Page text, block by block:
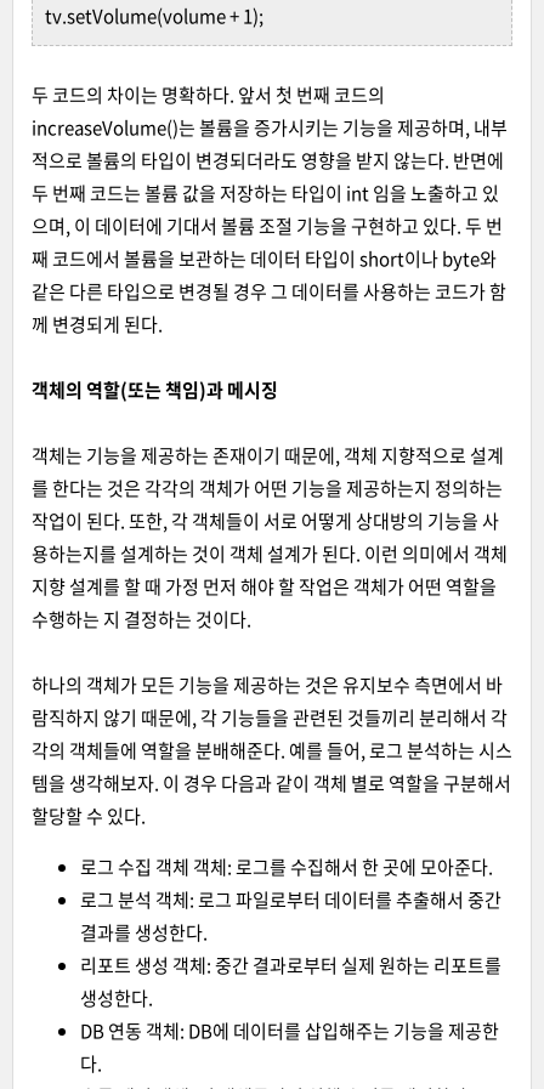
tv.setVolume(volume + 1);
두 코드의 차이는 명확하다. 앞서 첫 번째 코드의
increaseVolume()는 볼륨을 증가시키는 기능을 제공하며, 내부
적으로 볼륨의 타입이 변경되더라도 영향을 받지 않는다. 반면에
두 번째 코드는 볼륨 값을 저장하는 타입이 int 임을 노출하고 있
으며, 이 데이터에 기대서 볼륨 조절 기능을 구현하고 있다. 두 번
째 코드에서 볼륨을 보관하는 데이터 타입이 short이나 byte와
같은 다른 타입으로 변경될 경우 그 데이터를 사용하는 코드가 함
께 변경되게 된다.
객체의 역할(또는 책임)과 메시징
객체는 기능을 제공하는 존재이기 때문에, 객체 지향적으로 설계
를 한다는 것은 각각의 객체가 어떤 기능을 제공하는지 정의하는
작업이 된다. 또한, 각 객체들이 서로 어떻게 상대방의 기능을 사
용하는지를 설계하는 것이 객체 설계가 된다. 이런 의미에서 객체
지향 설계를 할 때 가정 먼저 해야 할 작업은 객체가 어떤 역할을
수행하는 지 결정하는 것이다.
하나의 객체가 모든 기능을 제공하는 것은 유지보수 측면에서 바
람직하지 않기 때문에, 각 기능들을 관련된 것들끼리 분리해서 각
각의 객체들에 역할을 분배해준다. 예를 들어, 로그 분석하는 시스
템을 생각해보자. 이 경우 다음과 같이 객체 별로 역할을 구분해서
할당할 수 있다.
로그 수집 객체 객체: 로그를 수집해서 한 곳에 모아준다.
로그 분석 객체: 로그 파일로부터 데이터를 추출해서 중간
결과를 생성한다.
리포트 생성 객체: 중간 결과로부터 실제 원하는 리포트를
생성한다.
DB 연동 객체: DB에 데이터를 삽입해주는 기능을 제공한
다.